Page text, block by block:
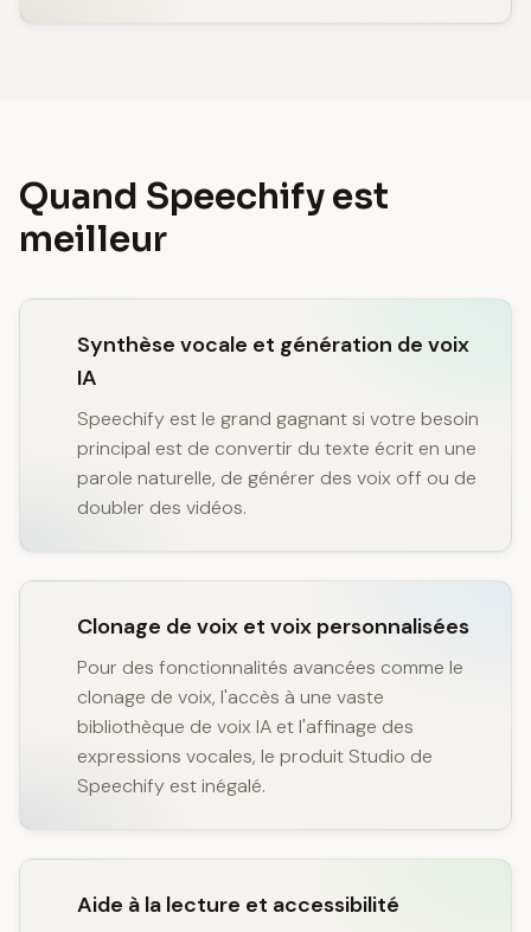
Quand Speechify est
meilleur
Synthèse vocale et génération de voix
IA
Speechify est le grand gagnant si votre besoin
principal est de convertir du texte écrit en une
parole naturelle, de générer des voix off ou de
doubler des vidéos.
Clonage de voix et voix personnalisées
Pour des fonctionnalités avancées comme le
clonage de voix, l'accès à une vaste
bibliothèque de voix IA et l'affinage des
expressions vocales, le produit Studio de
Speechify est inégalé.
Aide à la lecture et accessibilité